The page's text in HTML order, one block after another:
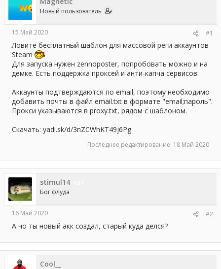
т
м
ы
н
а
а
Новый пользователь
15 Май 2020 #1
Ловите бесплатный шаблон для массовой реги аккаунтов
Steam
Для запуска нужен zennoposter, попробовать можно и на
демке. Есть поддержка проксей и анти-капча сервисов.
Аккаунты подтверждаются по email, поэтому необходимо
добавить почты в файл email.txt в формате "email;пароль".
Прокси указываются в proxy.txt, рядом с шаблоном.
Скачать: yadi.sk/d/3nZCWhKT49j6Pg
Последнее редактирование: 18 Май 2020
stimul14
Бог флуда
16 Май 2020 #2
А чо ты новый акк создал, старый куда делся?
Cool__